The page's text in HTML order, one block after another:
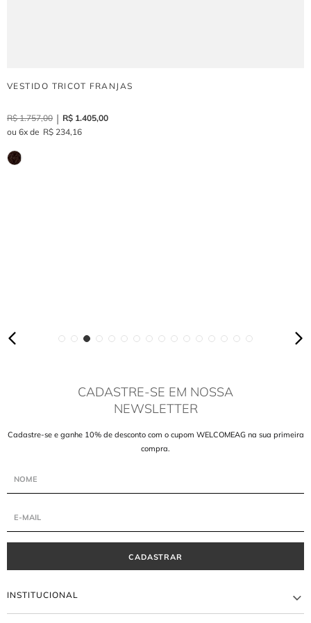
VESTIDO TRICOT FRANJAS
R$ 1.757,00 R$ 1.405,00
6
R$ 234,16
CADASTRE-SE EM NOSSA
NEWSLETTER
Cadastre-se e ganhe 10% de desconto com o cupom WELCOMEAG na sua primeira
compra.
CADASTRAR
INSTITUCIONAL